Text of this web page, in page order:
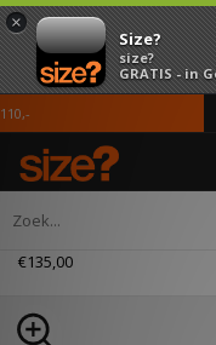
×
Size?
size?
GRATIS - in
Home Heren
UGG Classic Micro
€135,00